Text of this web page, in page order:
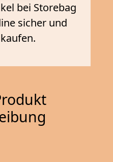
bei Storebag
sicher und